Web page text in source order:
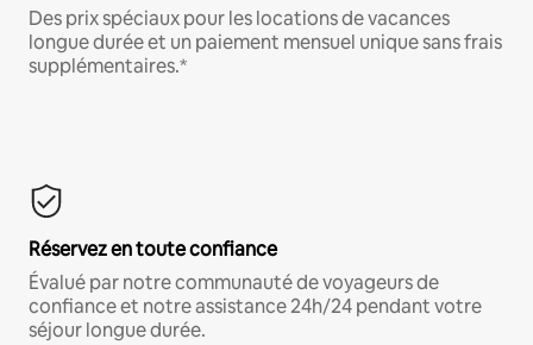
Des prix spéciaux pour les locations de vacances
longue durée et un paiement mensuel unique sans frais
supplémentaires.*
Réservez en toute confiance
Évalué par notre communauté de voyageurs de
confiance et notre assistance 24h/24 pendant votre
séjour longue durée.